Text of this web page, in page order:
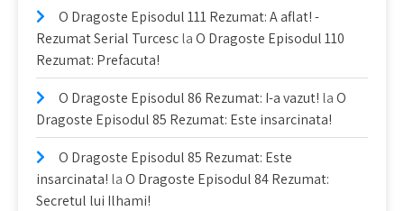
O Dragoste Episodul 111 Rezumat: A aflat! -
Rezumat Serial TurcesclaO Dragoste Episodul 110
Rezumat: Prefacuta!
O Dragoste Episodul 86 Rezumat: I-a vazut! laO
Dragoste Episodul 85 Rezumat: Este insarcinata!
O Dragoste Episodul 85 Rezumat: Este
insarcinata! laO Dragoste Episodul 84 Rezumat:
Secretul lui Ilhami!